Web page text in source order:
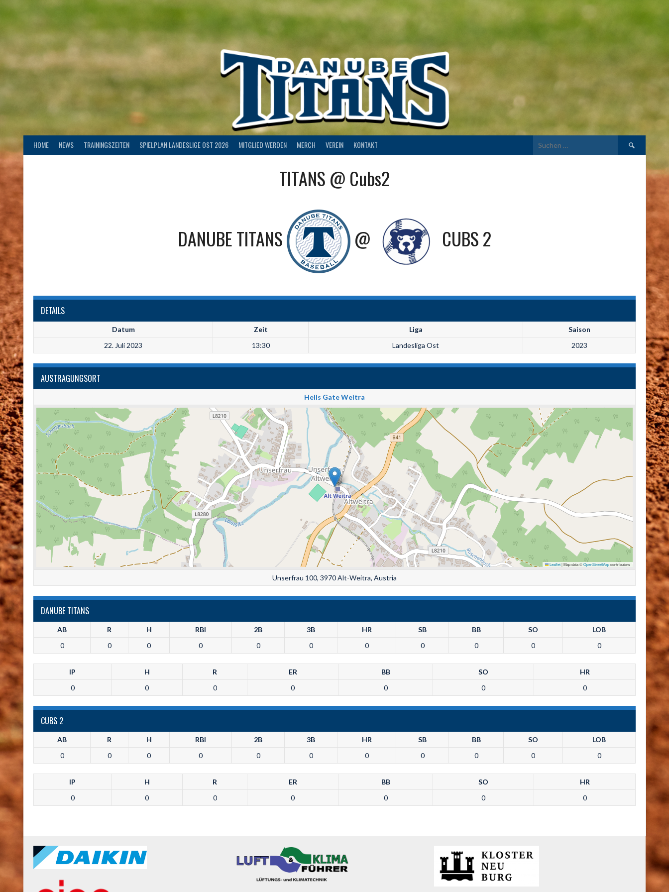
HOME NEWS TRAININGSZEITEN SPIELPLAN LANDESLIGE OST 2026 MITGLIED WERDEN MERCH VEREIN KONTAKT
Suchen
TITANS @ Cubs2
DANUBE TITANS @ CUBS 2
DETAILS
Datum Zeit Liga
Saison
22. Juli 2023
13:30 Landesliga Ost 2023
AUSTRAGUNGSORT
Hells Gate Weitra
Leaflet|Map data ©OpenStreetMapcontributors
Unserfrau 100, 3970 Alt-Weitra, Austria
DANUBE TITANS
AB R H RBI 2B 3B HR SB BB SO
LOB
0
0 0 0 0 0 0 0 0 0 0
IP H R ER BB SO
HR
0
0 0 0 0 0 0
CUBS 2
AB R H RBI 2B 3B HR SB BB SO
LOB
0
0 0 0 0 0 0 0 0 0 0
IP H R ER BB SO
HR
0
0 0 0 0 0 0